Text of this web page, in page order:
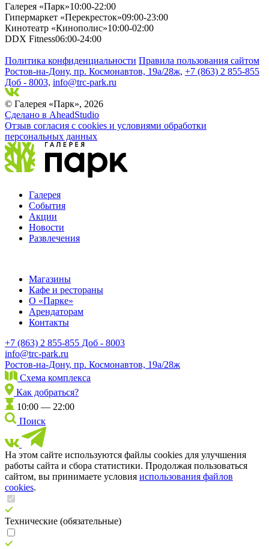
Галерея «Парк»10:00-22:00
Гипермаркет «Перекресток»09:00-23:00
Кинотеатр «Кинополис»10:00-02:00
DDX Fitness06:00-24:00
Политика конфиденциальности Правила пользования сайтом
Ростов-на-Дону, пр. Космонавтов, 19а/28ж, +7 (863) 2 855-855
Доб - 8003, info@trc-park.ru
© Галерея «Парк», 2026
Сделано в AheadStudio
Отзыв согласия с cookies и условиями обработки
персональных данных
Галерея
События
Акции
Новости
Развлечения
Магазины
Кафе и рестораны
О «Парке»
Арендаторам
Контакты
+7 (863) 2 855-855 Доб - 8003
info@trc-park.ru
Ростов-на-Дону, пр. Космонавтов, 19а/28ж
Схема комплекса
Как добраться?
10:00 — 22:00
Поиск
На этом сайте используются файлы cookies для улучшения
работы сайта и сбора статистики. Продолжая пользоваться
сайтом, вы принимаете условия использования файлов
cookies.
Технические (обязательные)